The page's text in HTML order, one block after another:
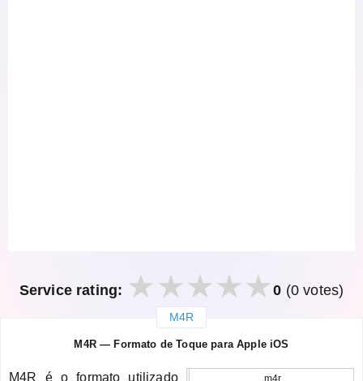
Service rating: 0 (0 votes)
M4R
M4R — Formato de Toque para Apple iOS
.m4r
M4R é o formato utilizado